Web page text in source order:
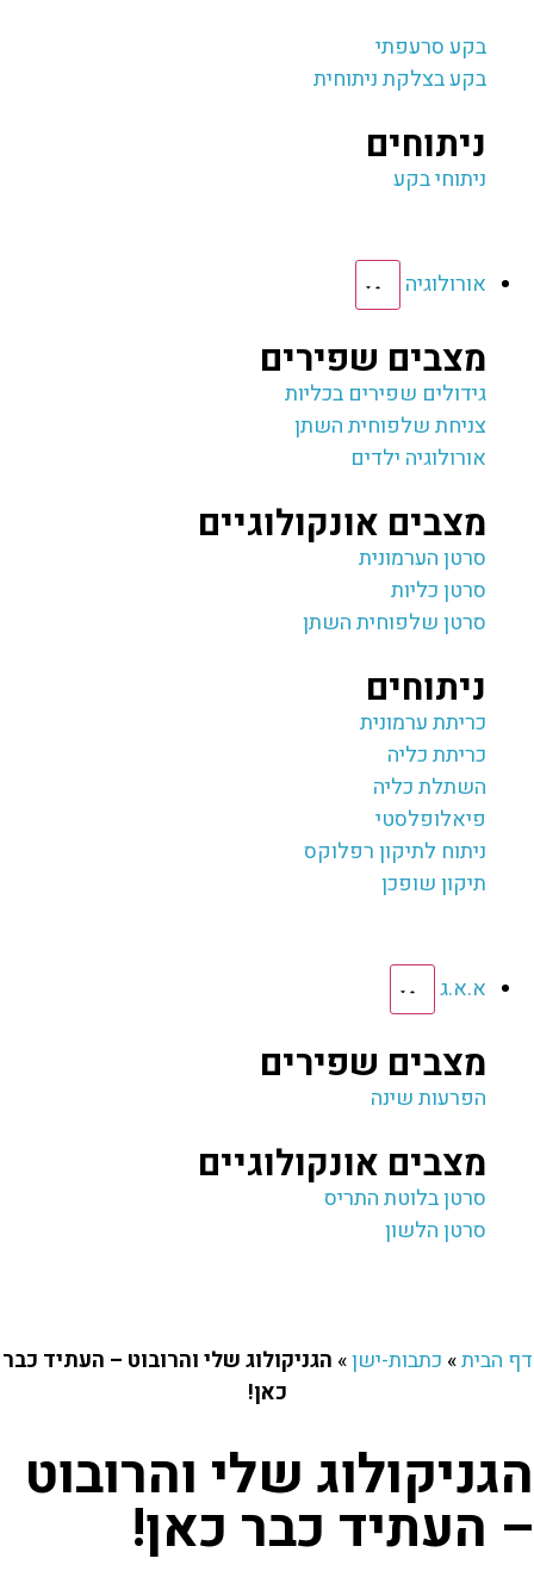
בקע סרעפתי
בקע בצלקת ניתוחית
ניתוחים
ניתוחי בקע
אורולוגיה
מצבים שפירים
גידולים שפירים בכליות
צניחת שלפוחית השתן
אורולוגיה ילדים
מצבים אונקולוגיים
סרטן הערמונית
סרטן כליות
סרטן שלפוחית השתן
ניתוחים
כריתת ערמונית
כריתת כליה
השתלת כליה
פיאלופלסטי
ניתוח לתיקון רפלוקס
תיקון שופכן
א.א.ג
מצבים שפירים
הפרעות שינה
מצבים אונקולוגיים
סרטן בלוטת התריס
סרטן הלשון
דף הבית» כתבות-ישן» הגניקולוג שלי והרובוט – העתיד כבר
כאן!
הגניקולוג שלי והרובוט
– העתיד כבר כאן!